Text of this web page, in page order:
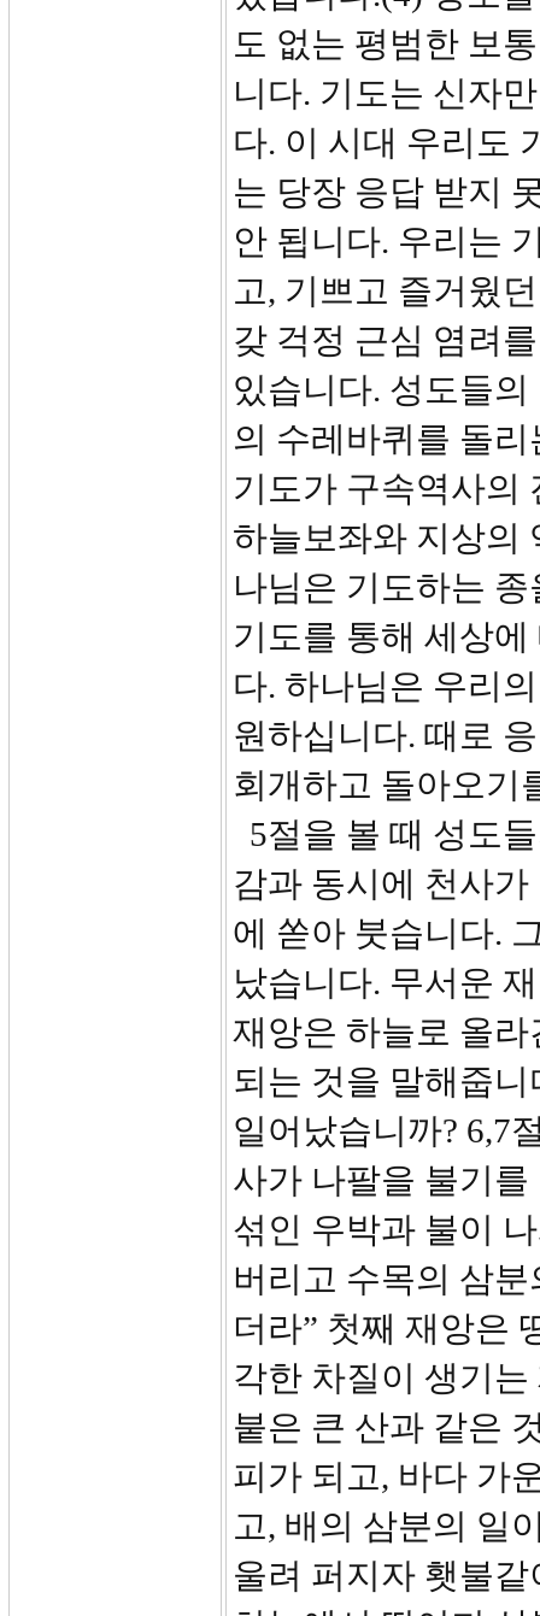
도 없는 평범한 보
니다. 기도는 신자
다. 이 시대 우리도
는 당장 응답 받지
안 됩니다. 우리는
고, 기쁘고 즐거웠
갖 걱정 근심 염려
있습니다. 성도들
의 수레바퀴를 돌
기도가 구속역사의
하늘보좌와 지상의
나님은 기도하는
기도를 통해 세상
다. 하나님은 우리
원하십니다. 때로
회개하고 돌아오기
5절을 볼 때 성도
감과 동시에 천사
에 쏟아 붓습니다.
났습니다. 무서운
재앙은 하늘로 올
되는 것을 말해줍
일어났습니까? 6,7
사가 나팔을 불기
섞인 우박과 불이
버리고 수목의 삼
더라” 첫째 재앙은
각한 차질이 생기
붙은 큰 산과 같은
피가 되고, 바다 가
고, 배의 삼분의 일
울려 퍼지자 횃불